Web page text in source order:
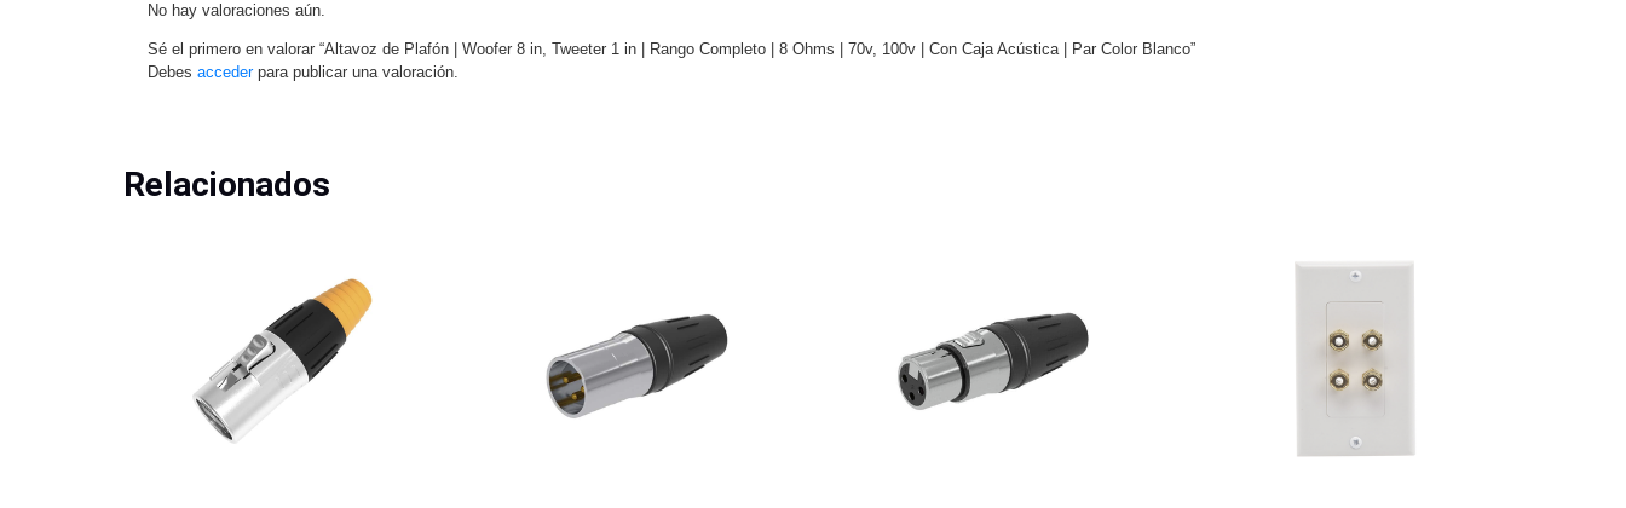
No hay valoraciones aún.
Sé el primero en valorar “Altavoz de Plafón | Woofer 8 in, Tweeter 1 in | Rango Completo | 8 Ohms | 70v, 100v | Con Caja Acústica | Par Color Blanco”
Debes accederpara publicar una valoración.
Relacionados